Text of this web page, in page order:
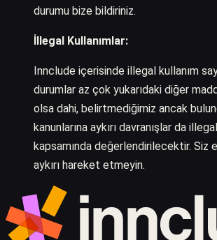
durumu bize bildiriniz.
İllegal Kullanımlar:
Innclude içerisinde illegal kullanım
durumlar az çok yukarıdaki diğer
olsa dahi, belirtmediğimiz ancak
kanunlarına aykırı davranışlar da
kapsamında değerlendirilecektir. Siz
aykırı hareket etmeyin.